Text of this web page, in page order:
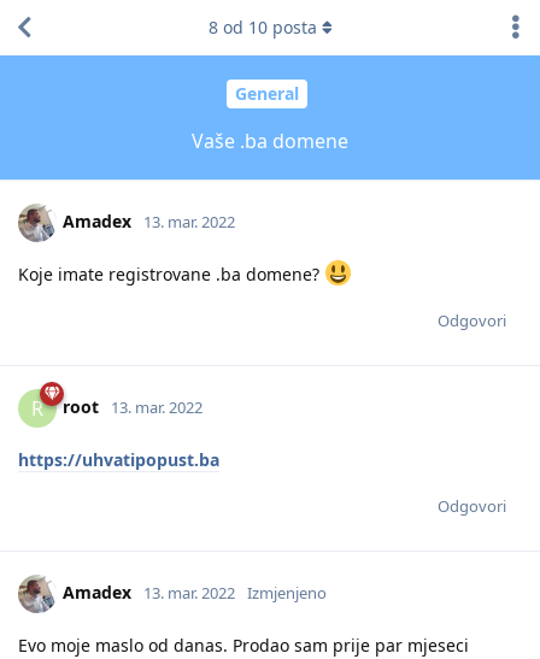
General
Vaše .ba domene
8od 10posta
Amadex 13. mar. 2022
Koje imate registrovane .ba domene?
Odgovori
R root 13. mar. 2022
https://uhvatipopust.ba
Odgovori
Amadex 13. mar. 2022 Izmjenjeno
Evo moje maslo od danas. Prodao sam prije par mjeseci